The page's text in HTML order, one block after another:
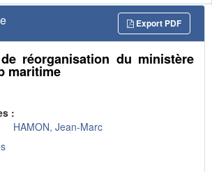
Export PDF
réorganisation du ministère
maritime
:
HAMON, Jean-Marc